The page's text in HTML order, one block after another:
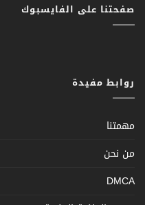
صفحتنا على الفايسبوك
روابط مفيدة
مهمتنا
من نحن
DMCA